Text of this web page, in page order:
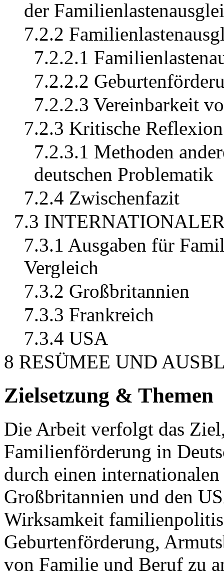
der
7.2.2
7.2.2.1
7.2.2.2
7.2.2.3 Vereinbarkeit
7.2.3 Kritische Reflexion
7.2.3.1 Methoden
deutschen Problematik
7.2.4 Zwischenfazit
7.3
7.3.1 Ausgaben für
Vergleich
7.3.2 Großbritannien
7.3.3 Frankreich
7.3.4 USA
8 RESÜMEE UND
Zielsetzung & Themen
Die Arbeit verfolgt das
Familienförderung in
durch einen
Großbritannien und den
Wirksamkeit
Geburtenförderung,
von Familie und Beruf zu